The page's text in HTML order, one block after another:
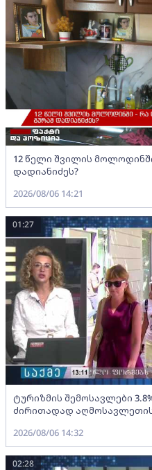
12 წელი შვილის
დადიანიძეს?
2026/08/06 14:21
ტურიზმის შემოსავლები
ძირითადად
01:27
2026/08/06 14:32
02:28